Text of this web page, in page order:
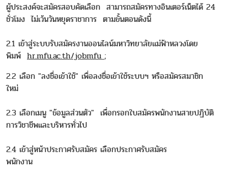
ผู้ประสงค์จะสมัครสอบคัดเลือก สามารถสมัครทางอินเตอร์เน็ตได้ 24
ชั่วโมง ไม่เว้นวันหยุดราชาการ ตามขั้นตอนดังนี้
2.1 เข้าสู่ระบบรับสมัครงานออนไลน์มหาวิทยาลัยแม่ฟ้าหลวงโดย
พิมพ์ hr.mfu.ac.th/jobmfu ;
2.2 เลือก "ลงชื่อเข้าใช้" เพื่อลงชื่อเข้าใช้ระบบฯ หรือสมัครสมาชิก
ใหม่
2.3 เลือกเมนู "ข้อมูลส่วนตัว" เพื่อกรอกใบสมัครพนักงานสายปฏิบัติ
การวิชาชีพและบริหารทั่วไป
2.4 เข้าสู่หน้าประกาศรับสมัคร เลือกประกาศรับสมัคร
พนักงาน